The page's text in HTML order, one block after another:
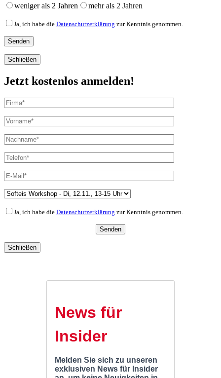
weniger als 2 Jahren mehr als 2 Jahren
Ja, ich habe die Datenschutzerklärung zur Kenntnis genommen.
Schließen
Jetzt kostenlos anmelden!
Ja, ich habe die Datenschutzerklärung zur Kenntnis genommen.
Schließen